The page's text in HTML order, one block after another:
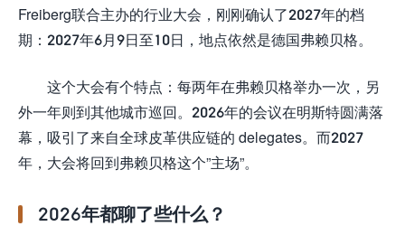
Freiberg联合主办的行业大会，刚刚确认了2027年的档
期：2027年6月9日至10日，地点依然是德国弗赖贝格。
这个大会有个特点：每两年在弗赖贝格举办一次，另
外一年则到其他城市巡回。2026年的会议在明斯特圆满落
幕，吸引了来自全球皮革供应链的 delegates。而2027
年，大会将回到弗赖贝格这个”主场”。
2026年都聊了些什么？